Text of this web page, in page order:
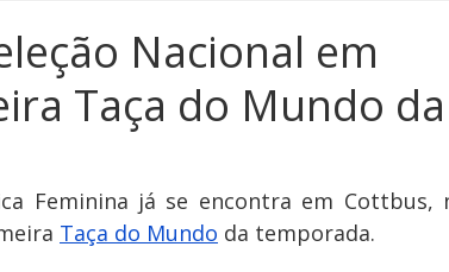
Nacional em
Taça do Mundo da
Feminina já se encontra em Cottbus,
Taça do Mundo da temporada.